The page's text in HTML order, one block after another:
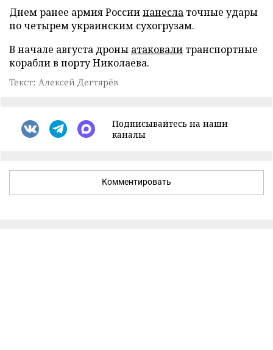
Днем ранее армия Россиинанесла точные удары
по четырем украинским сухогрузам.
В начале августа дроны атаковали транспортные
корабли в порту Николаева.
Текст: Алексей Дегтярёв
Подписывайтесь на наши
каналы
Комментировать